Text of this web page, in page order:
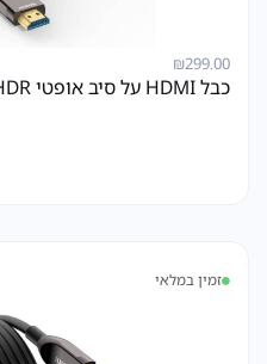
₪299.00
כבל HDMI על סיב אופטי 8K HDR אורך 20 מטר
זמין במלאי